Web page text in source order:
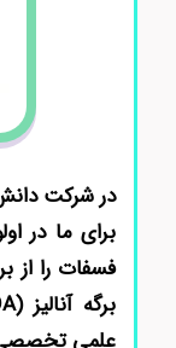
در شرکت دانش
برای ما در
علمی تخصصی